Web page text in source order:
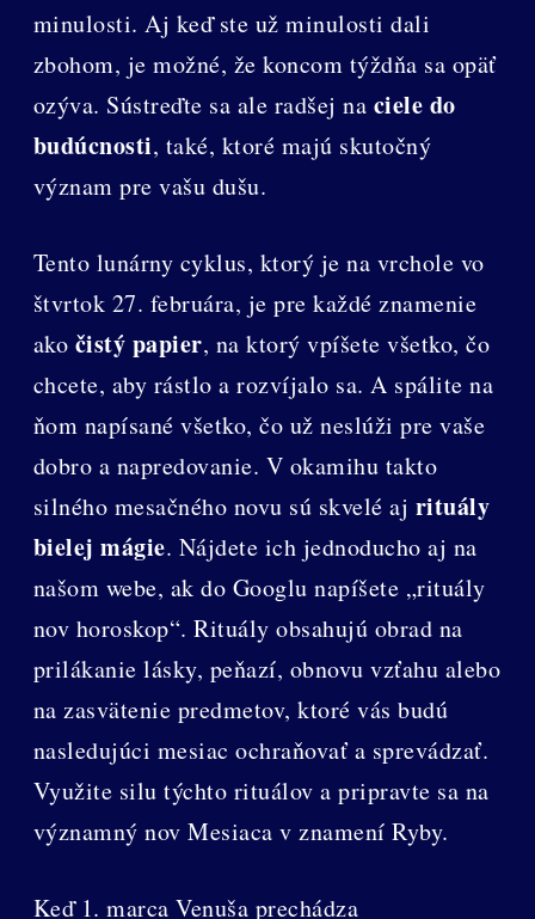
minulosti. Aj keď ste už minulosti dali
zbohom, je možné, že koncom týždňa sa opäť
ozýva. Sústreďte sa ale radšej na ciele do
budúcnosti, také, ktoré majú skutočný
význam pre vašu dušu.
Tento lunárny cyklus, ktorý je na vrchole vo
štvrtok 27. februára, je pre každé znamenie
ako čistý papier, na ktorý vpíšete všetko, čo
chcete, aby rástlo a rozvíjalo sa. A spálite na
ňom napísané všetko, čo už neslúži pre vaše
dobro a napredovanie. V okamihu takto
silného mesačného novu sú skvelé aj rituály
bielej mágie. Nájdete ich jednoducho aj na
našom webe, ak do Googlu napíšete „rituály
nov horoskop“. Rituály obsahujú obrad na
prilákanie lásky, peňazí, obnovu vzťahu alebo
na zasvätenie predmetov, ktoré vás budú
nasledujúci mesiac ochraňovať a sprevádzať.
Využite silu týchto rituálov a pripravte sa na
významný nov Mesiaca v znamení Ryby.
Keď 1. marca Venuša prechádza